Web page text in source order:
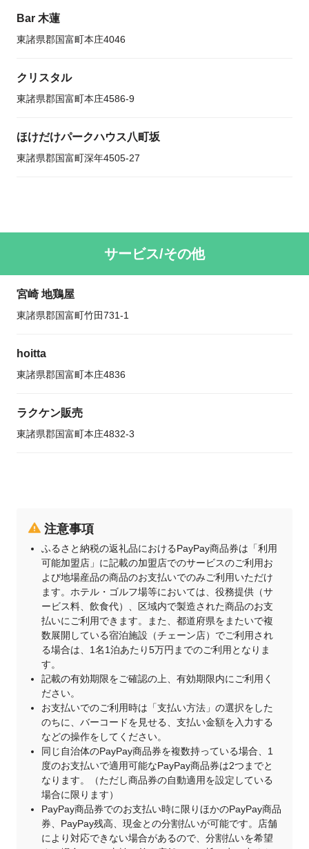
Bar 木蓮
東諸県郡国富町本庄4046
クリスタル
東諸県郡国富町本庄4586-9
ほけだけパークハウス八町坂
東諸県郡国富町深年4505-27
サービス/その他
宮崎 地鶏屋
東諸県郡国富町竹田731-1
hoitta
東諸県郡国富町本庄4836
ラクケン販売
東諸県郡国富町本庄4832-3
注意事項
ふるさと納税の返礼品におけるPayPay商品券は「利用
可能加盟店」に記載の加盟店でのサービスのご利用お
よび地場産品の商品のお支払いでのみご利用いただけ
ます。ホテル・ゴルフ場等においては、役務提供（サ
ービス料、飲食代）、区域内で製造された商品のお支
払いにご利用できます。また、都道府県をまたいで複
数展開している宿泊施設（チェーン店）でご利用され
る場合は、1名1泊あたり5万円までのご利用となりま
す。
記載の有効期限をご確認の上、有効期限内にご利用く
ださい。
お支払いでのご利用時は「支払い方法」の選択をした
のちに、バーコードを見せる、支払い金額を入力する
などの操作をしてください。
同じ自治体のPayPay商品券を複数持っている場合、1
度のお支払いで適用可能なPayPay商品券は2つまでと
なります。（ただし商品券の自動適用を設定している
場合に限ります）
PayPay商品券でのお支払い時に限りほかのPayPay商品
券、PayPay残高、現金との分割払いが可能です。店舗
により対応できない場合があるので、分割払いを希望